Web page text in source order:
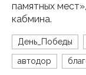
памятных
кабмина.
День_Победы
автодор